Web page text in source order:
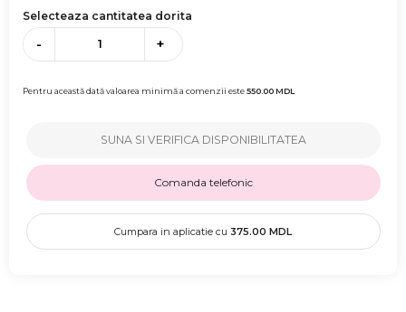
Selecteaza cantitatea dorita
- +
Pentru această dată valoarea minimă a comenzii este550.00MDL
SUNA SI VERIFICA DISPONIBILITATEA
Comanda telefonic
Cumpara in aplicatie cu 375.00 MDL